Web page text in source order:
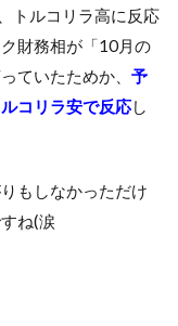
トルコリラ高に反応
財務相が「10月の
ていたためか、 予
コリラ安で反応し
もしなかっただけ
ね(涙